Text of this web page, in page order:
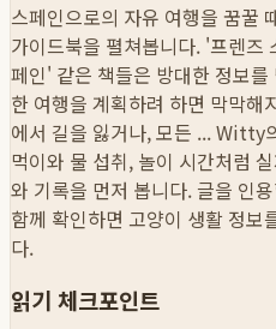
스페인으로의 자유 여행을 꿈꿀
가이드북을 펼쳐봅니다. '프렌즈
페인' 같은 책들은 방대한 정보
한 여행을 계획하려 하면 막막해
에서 길을 잃거나, 모든 ...Witty
먹이와 물 섭취, 놀이 시간처럼
와 기록을 먼저 봅니다. 글을 인
함께 확인하면 고양이 생활 정보
다.
읽기 체크포인트